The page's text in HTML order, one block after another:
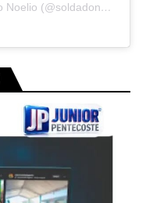
Um post compartilhado por Soldado Noelio (@soldadonoelio)